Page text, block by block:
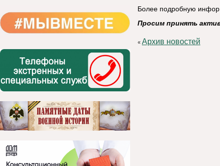
Более подробную
Просим принять
«Архив новостей